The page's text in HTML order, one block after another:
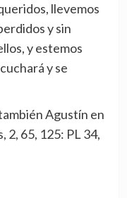
llevemos
y sin
y estemos
y se
Agustín en
2, 65, 125: PL 34,